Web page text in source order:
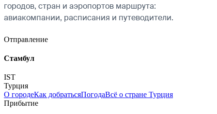
городов, стран и аэропортов маршрута:
авиакомпании, расписания и путеводители.
Отправление
Стамбул
IST
Турция
О городеКак добратьсяПогодаВсё о стране Турция
Прибытие